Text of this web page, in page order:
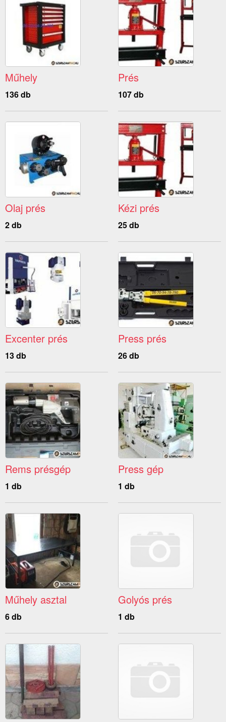
Műhely
136 db
Prés
107 db
Olaj prés
2 db
Kézi prés
25 db
Excenter prés
13 db
Press prés
26 db
Rems présgép
1 db
Press gép
1 db
Műhely asztal
6 db
Golyós prés
1 db